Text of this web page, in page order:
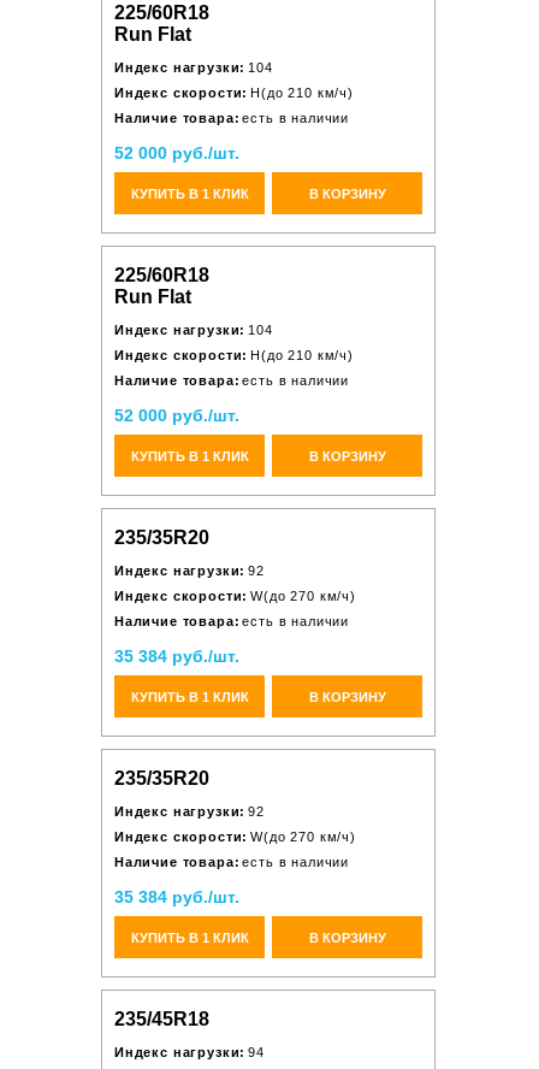
225/60R18
Run Flat
Индекс нагрузки: 104
Индекс скорости: H(до 210 км/ч)
Наличие товара: есть в наличии
52 000 руб./шт.
КУПИТЬ В 1 КЛИК В КОРЗИНУ
225/60R18
Run Flat
Индекс нагрузки: 104
Индекс скорости: H(до 210 км/ч)
Наличие товара: есть в наличии
52 000 руб./шт.
КУПИТЬ В 1 КЛИК В КОРЗИНУ
235/35R20
Индекс нагрузки: 92
Индекс скорости: W(до 270 км/ч)
Наличие товара: есть в наличии
35 384 руб./шт.
КУПИТЬ В 1 КЛИК В КОРЗИНУ
235/35R20
Индекс нагрузки: 92
Индекс скорости: W(до 270 км/ч)
Наличие товара: есть в наличии
35 384 руб./шт.
КУПИТЬ В 1 КЛИК В КОРЗИНУ
235/45R18
Индекс нагрузки: 94